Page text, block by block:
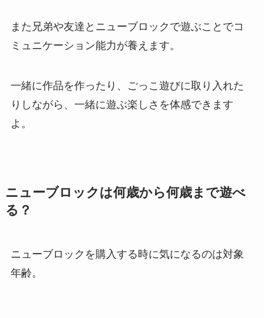
また兄弟や友達とニューブロックで遊ぶことでコ
ミュニケーション能力が養えます。
一緒に作品を作ったり、ごっこ遊びに取り入れた
りしながら、一緒に遊ぶ楽しさを体感できます
よ。
ニューブロックは何歳から何歳まで遊べ
る？
ニューブロックを購入する時に気になるのは対象
年齢。